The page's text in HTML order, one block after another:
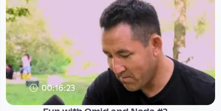
00:16:23